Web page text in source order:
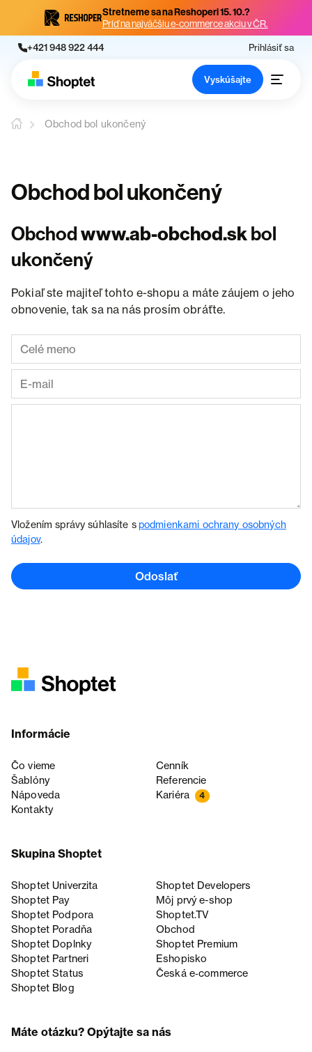
Stretneme sa na Reshoperi 15. 10.?
Príď na najväčšiu e-commerce akciu v ČR.
+421 948 922 444 Prihlásiť sa
Vyskúšajte
Obchod bol ukončený
Obchod bol ukončený
Obchodwww.ab-obchod.skbol
ukončený
Pokiaľ ste majiteľ tohto e-shopu a máte záujem o jeho
obnovenie, tak sa na nás prosím obráťte.
Vložením správy súhlasíte spodmienkami ochrany osobných
údajov.
Odoslať
Informácie
Čo vieme
Cenník
Šablóny
Referencie
Nápoveda
Kariéra 4
Kontakty
Skupina Shoptet
Shoptet Univerzita
Shoptet Developers
Shoptet Pay
Môj prvý e-shop
Shoptet Podpora
Shoptet.TV
Shoptet Poradňa
Obchod
Shoptet Doplnky
Shoptet Premium
Shoptet Partneri
Eshopisko
Shoptet Status
Česká e‑commerce
Shoptet Blog
Máte otázku? Opýtajte sa nás